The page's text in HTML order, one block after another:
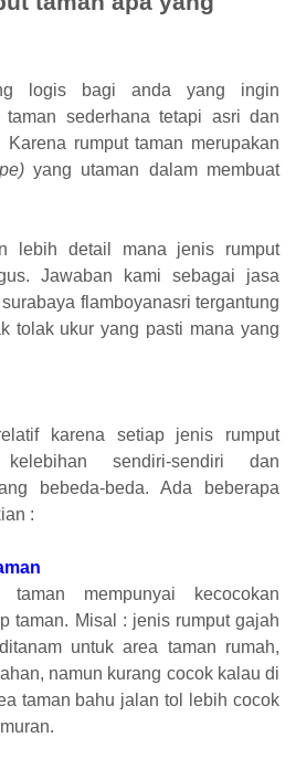
logis bagi anda yang ingin
taman sederhana tetapi asri dan
rumput taman merupakan
yang utaman dalam membuat
lebih detail mana jenis rumput
Jawaban kami sebagai jasa
flamboyanasri tergantung
tolak ukur yang pasti mana yang
karena setiap jenis rumput
sendiri-sendiri dan
bebeda-beda. Ada beberapa
:
mempunyai kecocokan
taman. Misal : jenis rumput gajah
untuk area taman rumah,
namun kurang cocok kalau di
taman bahu jalan tol lebih cocok